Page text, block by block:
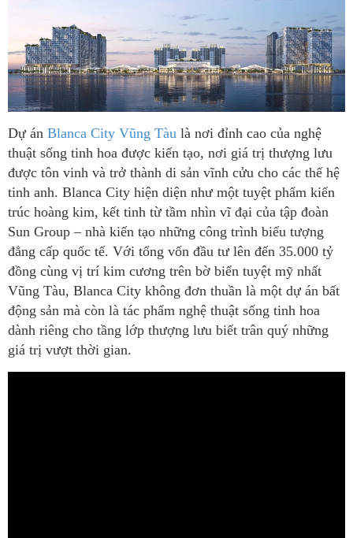
Dự án Blanca City Vũng Tàu là nơi đỉnh cao của nghệ
thuật sống tinh hoa được kiến tạo, nơi giá trị thượng lưu
được tôn vinh và trở thành di sản vĩnh cửu cho các thế hệ
tinh anh. Blanca City hiện diện như một tuyệt phẩm kiến
trúc hoàng kim, kết tinh từ tầm nhìn vĩ đại của tập đoàn
Sun Group – nhà kiến tạo những công trình biểu tượng
đẳng cấp quốc tế. Với tổng vốn đầu tư lên đến 35.000 tỷ
đồng cùng vị trí kim cương trên bờ biển tuyệt mỹ nhất
Vũng Tàu, Blanca City không đơn thuần là một dự án bất
động sản mà còn là tác phẩm nghệ thuật sống tinh hoa
dành riêng cho tầng lớp thượng lưu biết trân quý những
giá trị vượt thời gian.